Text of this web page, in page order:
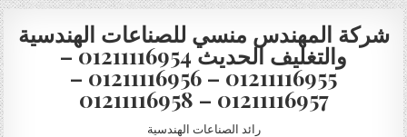
Skip to content
شركة المهندس منسي للصناعات الهندسية
والتغليف الحديث 01211116954 –
01211116955 – 01211116956 –
01211116957 – 01211116958
رائد الصناعات الهندسية